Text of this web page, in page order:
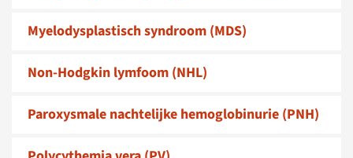
Myelodysplastisch syndroom (MDS)
Non-Hodgkin lymfoom (NHL)
Paroxysmale nachtelijke hemoglobinurie (PNH)